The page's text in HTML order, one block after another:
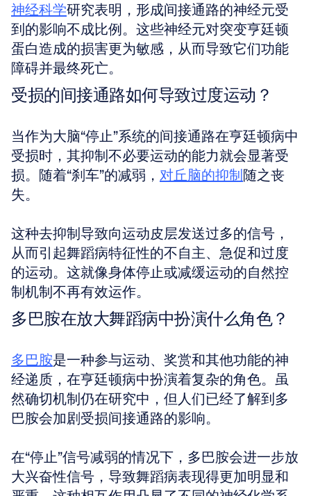
神经科学研究表明，形成间接通路的神经元受
到的影响不成比例。这些神经元对突变亨廷顿
蛋白造成的损害更为敏感，从而导致它们功能
障碍并最终死亡。
受损的间接通路如何导致过度运动？
当作为大脑“停止”系统的间接通路在亨廷顿病中
受损时，其抑制不必要运动的能力就会显著受
损。随着“刹车”的减弱， 对丘脑的抑制随之丧
失。
这种去抑制导致向运动皮层发送过多的信号，
从而引起舞蹈病特征性的不自主、急促和过度
的运动。这就像身体停止或减缓运动的自然控
制机制不再有效运作。
多巴胺在放大舞蹈病中扮演什么角色？
多巴胺是一种参与运动、奖赏和其他功能的神
经递质，在亨廷顿病中扮演着复杂的角色。虽
然确切机制仍在研究中，但人们已经了解到多
巴胺会加剧受损间接通路的影响。
在“停止”信号减弱的情况下，多巴胺会进一步放
大兴奋性信号，导致舞蹈病表现得更加明显和